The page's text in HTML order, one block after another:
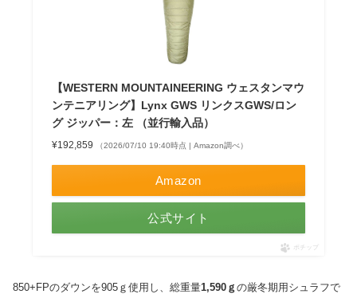
【WESTERN MOUNTAINEERING ウェスタンマウ
ンテニアリング】Lynx GWS リンクスGWS/ロン
グ ジッパー：左 （並行輸入品）
¥192,859 （2026/07/10 19:40時点 | Amazon調べ）
Amazon
公式サイト
ポチップ
850+FPのダウンを905ｇ使用し、総重量1,590ｇ の厳冬期用シュラフで